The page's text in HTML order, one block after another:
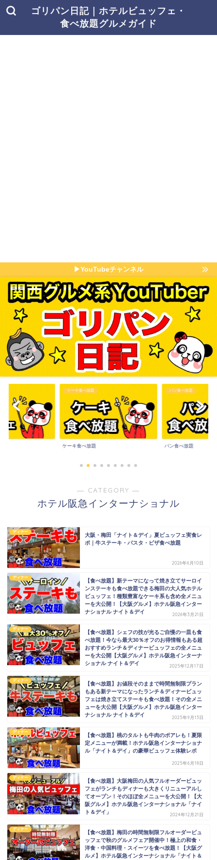
ゴリパン日記｜ホテルビュッフェ・
食べ放題グルメガイド
▶YouTubeチャンネル
パン食べ放題
パン食べ放題
その他食べ放題
その他食べ放題
― CATEGORY ―
ホテル阪急インターナショナル
ディナー
大阪・梅田「ナイト＆デイ」夏ビュッフェ実食レ
ポ｜牛ステーキ・パスタ・ピザ食べ放題
2026年6月10日
ディナー
【食べ放題】新テーマになって焼き立てサーロイ
ンステーキも食べ放題できる梅田の大人気ホテル
ビュッフェ！種類豊富なケーキ系も含め全メニュ
ーを大公開！【大阪グルメ】ホテル阪急インター
ナショナル ナイト＆デイ
2026年3月21日
ディナー
【食べ放題】シェフの技が光るご自慢の一皿も食
べ放題！今なら最大30％オフのお得情報もある超
おすすめランチ＆ディナービュッフェの全メニュ
ーを大公開【大阪グルメ】ホテル阪急インターナ
ショナル ナイト＆デイ
2025年12月17日
ディナー
【食べ放題】お値段そのままで時間無制限プラン
もある新テーマになったランチ＆ディナービュッ
フェは焼き立てステーキも食べ放題！その全メニ
ューを大公開【大阪グルメ】ホテル阪急インター
ナショナル ナイト＆デイ
2025年9月13日
ディナー
【食べ放題】桃のタルトも牛肉のポアレも！夏限
定メニューが満載！ホテル阪急インターナショナ
ル「ナイト＆デイ」の豪華ビュッフェ体験レポ
2025年6月18日
ディナー
【食べ放題】大阪梅田の人気フルオーダービュッ
フェがランチもディナーも大きくリニューアルし
てオープン！そのほぼ全メニューを大公開！【大
阪グルメ】ホテル阪急インターナショナル「ナイ
ト＆デイ」
2024年12月21日
ディナー
【食べ放題】梅田の時間無制限フルオーダービュ
ッフェで秋のグルメフェア開催中！極上の和食・
洋食・中国料理・スイーツを食べ放題！【大阪グ
ルメ】ホテル阪急インターナショナル「ナイト＆